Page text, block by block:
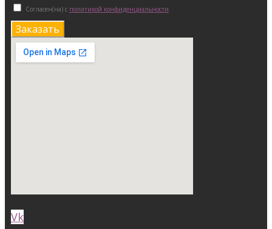
Согласен(на) с политикой конфиденциальности
Заказать
Vk